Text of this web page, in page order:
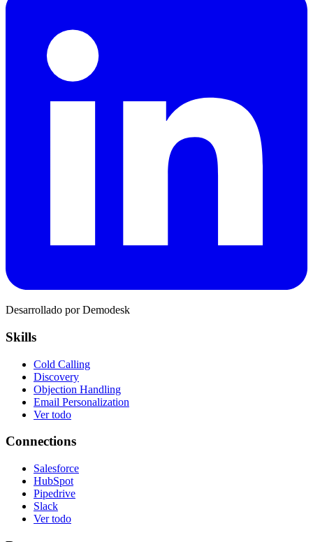
Desarrollado por Demodesk
Skills
Cold Calling
Discovery
Objection Handling
Email Personalization
Ver todo
Connections
Salesforce
HubSpot
Pipedrive
Slack
Ver todo